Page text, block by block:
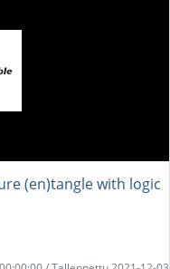
(en)tangle with logic